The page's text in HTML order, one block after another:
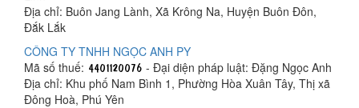
Địa chỉ: Buôn Jang Lành, Xã Krông Na, Huyện Buôn Đôn,
Đắk Lắk
CÔNG TY TNHH NGỌC ANH PY
Mã số thuế:
- Đại diện pháp luật: Đặng Ngọc Anh
Địa chỉ: Khu phố Nam Bình 1, Phường Hòa Xuân Tây, Thị xã
Đông Hoà, Phú Yên